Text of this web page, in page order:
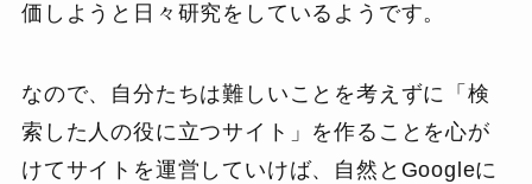
価しようと日々研究をしているようです。
なので、自分たちは難しいことを考えずに「検
索した人の役に立つサイト」を作ることを心が
けてサイトを運営していけば、自然とGoogleに